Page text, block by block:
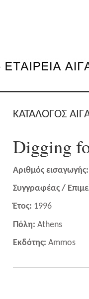
ΚΑΤΑΛΟΓΟΣ
Digging
Αριθμός εισαγωγής:
Συγγραφέας /
Έτος: 1996
Πόλη: Athens
Εκδότης: Ammos